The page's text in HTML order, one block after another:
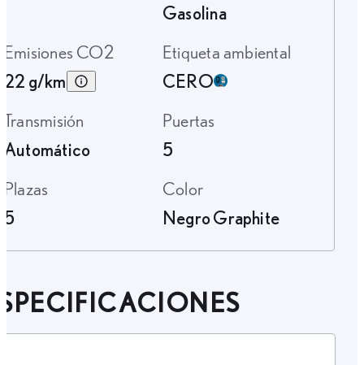
Gasolina
Emisiones CO2
22 g/km
Etiqueta ambiental
CERO
Transmisión
Automático
Puertas
5
Plazas
5
Color
Negro Graphite